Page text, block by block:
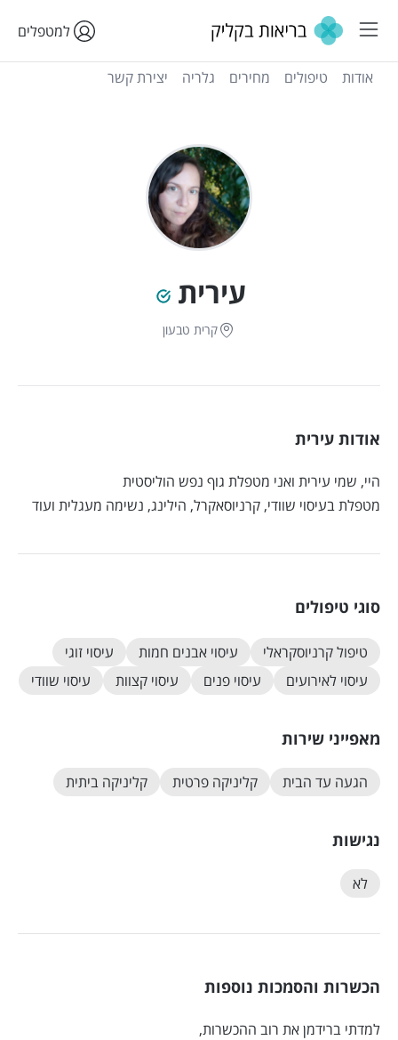
למטפלים
עירית
קרית טבעון
אודות טיפולים מחירים גלריה יצירת קשר
אודות עירית
היי, שמי עירית ואני מטפלת גוף נפש הוליסטית
מטפלת בעיסוי שוודי, קרניוסאקרל, הילינג, נשימה מעגלית ועוד
סוגי טיפולים
טיפול קרניוסקראלי עיסוי אבנים חמות
עיסוי זוגי
עיסוי לאירועים
עיסוי פנים עיסוי קצוות עיסוי שוודי
מאפייני שירות
הגעה עד הבית קליניקה פרטית קליניקה ביתית
נגישות
לא
הכשרות והסמכות נוספות
למדתי ברידמן את רוב ההכשרות,